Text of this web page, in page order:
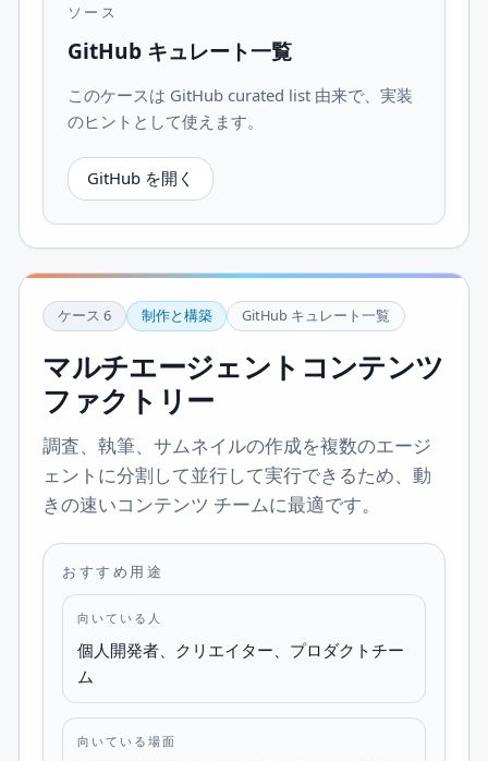
ソース
GitHub キュレート一覧
このケースは GitHub curated list 由来で、実装
のヒントとして使えます。
GitHub を開く
ケース 6 制作と構築 GitHub キュレート一覧
マルチエージェントコンテンツ
ファクトリー
調査、執筆、サムネイルの作成を複数のエージ
ェントに分割して並行して実行できるため、動
きの速いコンテンツ チームに最適です。
おすすめ用途
向いている人
個人開発者、クリエイター、プロダクトチー
ム
向いている場面